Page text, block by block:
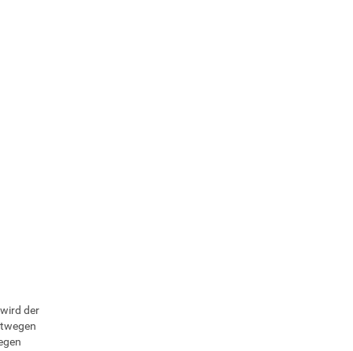
wird der